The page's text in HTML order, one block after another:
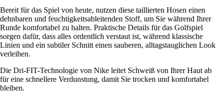
Bereit für das Spiel von heute, nutzen diese taillierten Hosen einen
dehnbaren und feuchtigkeitsableitenden Stoff, um Sie während Ihrer
Runde komfortabel zu halten. Praktische Details für das Golfspiel
sorgen dafür, dass alles ordentlich verstaut ist, während klassische
Linien und ein subtiler Schnitt einen sauberen, alltagstauglichen Look
verleihen.
Die Dri-FIT-Technologie von Nike leitet Schweiß von Ihrer Haut ab
für eine schnellere Verdunstung, damit Sie trocken und komfortabel
bleiben.